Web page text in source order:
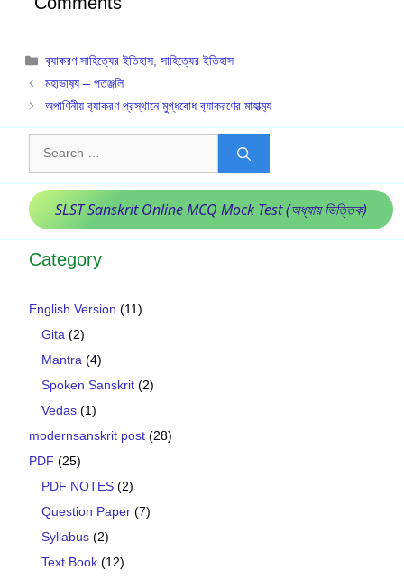
Categories
ব‍্যাকরণ সাহিত‍্যের ইতিহাস ,সাহিত্যের ইতিহাস
মহাভাষ‍্য – পতঞ্জলি
অপাণিনীয় ব‍্যাকরণ প্রস্থানে মুগ্ধবোধ ব‍্যাকরণের মাহাত্ম‍্য
for:
SLST Sanskrit Online MCQ Mock Test (অধ্যায় ভিত্তিক)
Category
English Version (11)
Gita (2)
Mantra (4)
Spoken Sanskrit (2)
Vedas (1)
modernsanskrit post (28)
PDF (25)
PDF NOTES (2)
Question Paper (7)
Syllabus (2)
Text Book (12)